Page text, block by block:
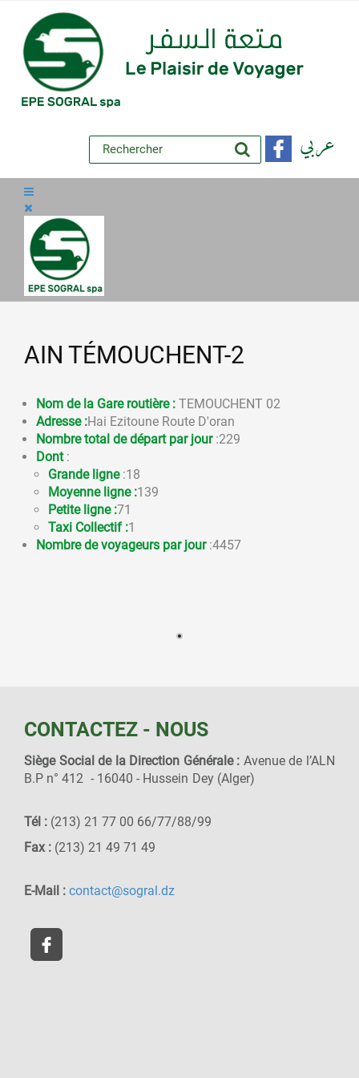
عربي
AIN TÉMOUCHENT-2
Nom de la Gare routière : TEMOUCHENT 02
Adresse :Hai Ezitoune Route D'oran
Nombre total de départ par jour:229
Dont :
Grande ligne:18
Moyenne ligne :139
Petite ligne :71
Taxi Collectif :1
Nombre de voyageurs par jour :4457
CONTACTEZ - NOUS
Siège Social de la Direction Générale : Avenue de l’ALN
B.P n° 412 - 16040 - Hussein Dey (Alger)
Tél : (213) 21 77 00 66/77/88/99
Fax : (213) 21 49 71 49
E-Mail : contact@sogral.dz